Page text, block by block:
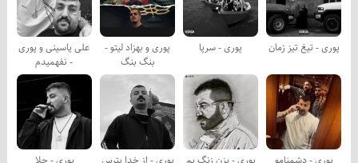
پوری - تیغ تیز زمان پوری - سرپا
پوری و بهزاد لیتو -
بنگ بنگ
علی یاسینی و پوری
- نفهمیدم